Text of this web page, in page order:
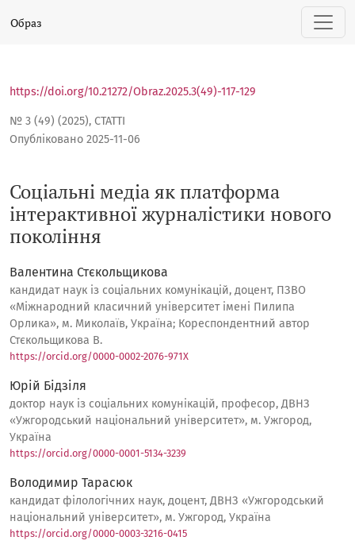
Соціальні медіа як платформа інтерактивної
Образ
№ 3 (49) (2025), СТАТТІ
Соціальні медіа як платформа
інтерактивної журналістики нового
покоління
https://doi.org/10.21272/Obraz.2025.3(49)-117-129
Опубліковано 2025-11-06
Валентина Стєкольщикова
кандидат наук із соціальних комунікацій, доцент, ПЗВО
«Міжнародний класичний університет імені Пилипа
Орлика», м. Миколаїв, Україна; Кореспондентний автор
Стєкольщикова В.
https://orcid.org/0000-0002-2076-971X
Юрій Бідзіля
доктор наук із соціальних комунікацій, професор, ДВНЗ
«Ужгородський національний університет», м. Ужгород,
Україна
https://orcid.org/0000-0001-5134-3239
Володимир Тарасюк
кандидат філологічних наук, доцент, ДВНЗ «Ужгородський
національний університет», м. Ужгород, Україна
https://orcid.org/0000-0003-3216-0415